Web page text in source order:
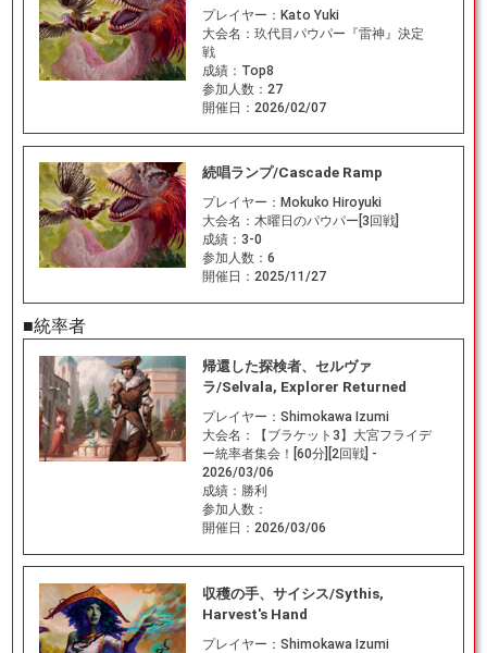
プレイヤー： Kato Yuki
大会名： 玖代目パウパー『雷神』決定
戦
成績： Top8
参加人数： 27
開催日： 2026/02/07
続唱ランプ/Cascade Ramp
プレイヤー： Mokuko Hiroyuki
大会名： 木曜日のパウパー[3回戦]
成績： 3-0
参加人数： 6
開催日： 2025/11/27
■統率者
帰還した探検者、セルヴァ
ラ/Selvala, Explorer Returned
プレイヤー： Shimokawa Izumi
大会名：
【ブラケット3】大宮フライデ
ー統率者集会！[60分][2回戦] -
2026/03/06
成績： 勝利
参加人数：
開催日： 2026/03/06
収穫の手、サイシス/Sythis,
Harvest's Hand
プレイヤー： Shimokawa Izumi